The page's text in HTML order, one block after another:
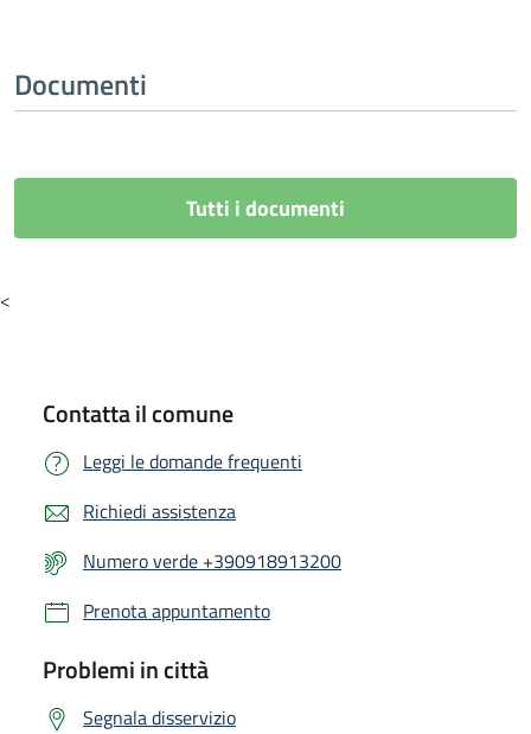
Documenti
Tutti i documenti
<
Contatta il comune
Leggi le domande frequenti
Richiedi assistenza
Numero verde +390918913200
Prenota appuntamento
Problemi in città
Segnala disservizio